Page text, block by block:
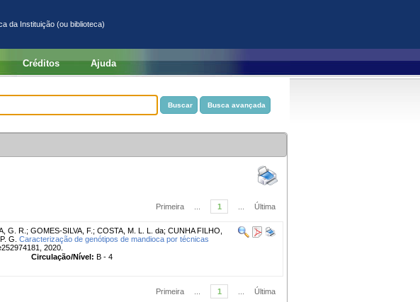
da Instituição (ou biblioteca)
Créditos Ajuda
Primeira 1 Última
G. R. ; GOMES-SILVA, F. ; COSTA, M. L. L. da; CUNHA FILHO,
G. Caracterização de genótipos de mandioca por técnicas
2020.
Circulação/Nível: B - 4
Primeira 1 Última